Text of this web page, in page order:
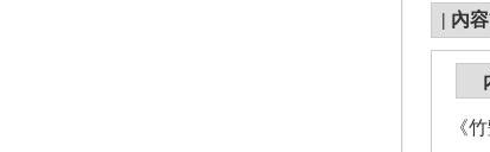
| 內
《